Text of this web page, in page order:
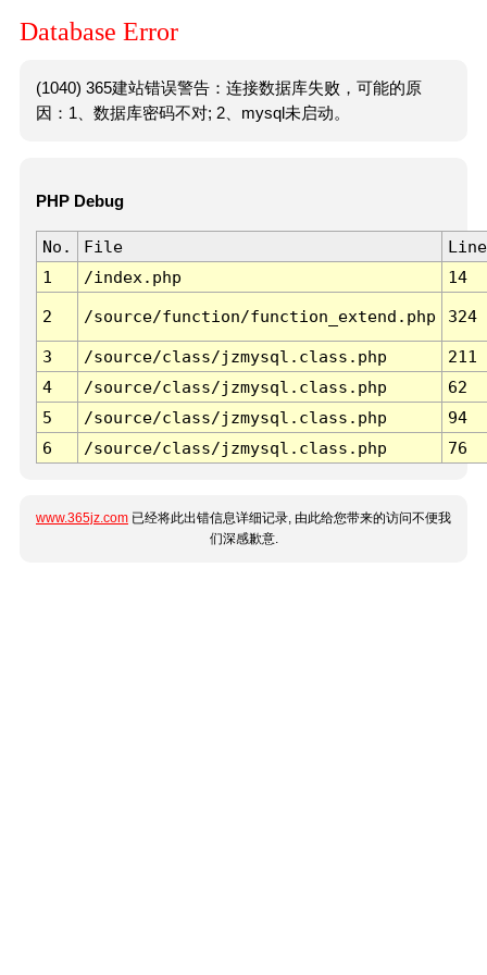
Database Error
(1040) 365建站错误警告：连接数据库失败，可能的原
因：1、数据库密码不对; 2、mysql未启动。
PHP Debug
No. File
Line
1
/index.php 14
2 /source/function/function_extend.php 324
3 /source/class/jzmysql.class.php
211
4
/source/class/jzmysql.class.php
62
5
/source/class/jzmysql.class.php
94
6
/source/class/jzmysql.class.php 76
www.365jz.com 已经将此出错信息详细记录, 由此给您带来的访问不便我
们深感歉意.